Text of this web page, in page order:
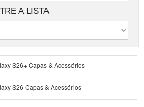
A LISTA
S26+ Capas & Acessórios
S26 Capas & Acessórios